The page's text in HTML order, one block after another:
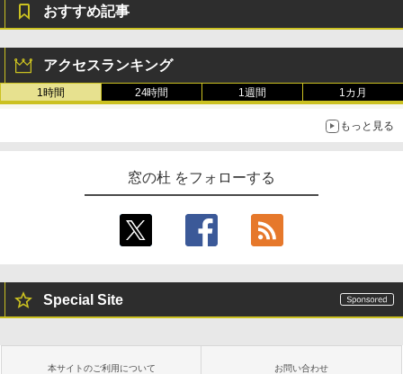
おすすめ記事
アクセスランキング
1時間 24時間 1週間 1カ月
もっと見る
窓の杜 をフォローする
Special Site
本サイトのご利用について お問い合わせ